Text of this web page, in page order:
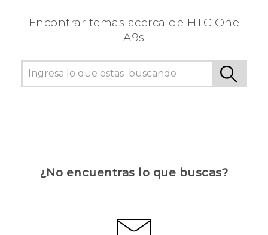
Encontrar temas acerca de HTC One
A9s
¿No encuentras lo que buscas?